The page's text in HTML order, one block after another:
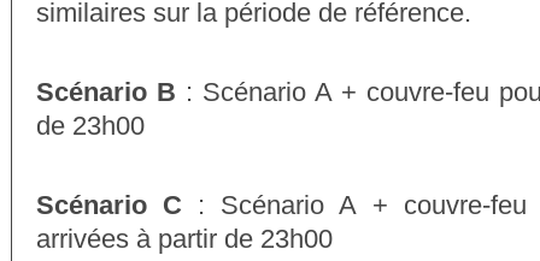
similaires sur la période de référence.
Scénario B : Scénario A + couvre-feu
de 23h00
Scénario C : Scénario A + couvre-
arrivées à partir de 23h00